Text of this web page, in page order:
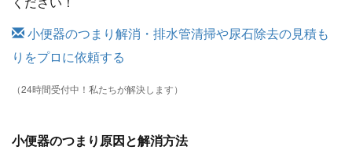
小便器のつまり解消・排水管清掃や尿石除去の見積も
りをプロに依頼する
（24時間受付中！私たちが解決します）
小便器のつまり原因と解消方法